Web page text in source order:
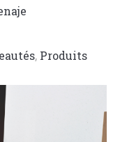
, Produits